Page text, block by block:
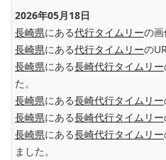
2026年05月18日
長崎県にある代行タイムリーの
長崎県にある代行タイムリーの
長崎県にある長崎代行タイムリー
た。
長崎県にある長崎代行タイムリー
長崎県にある長崎代行タイムリー
長崎県にある長崎代行タイムリー
ました。